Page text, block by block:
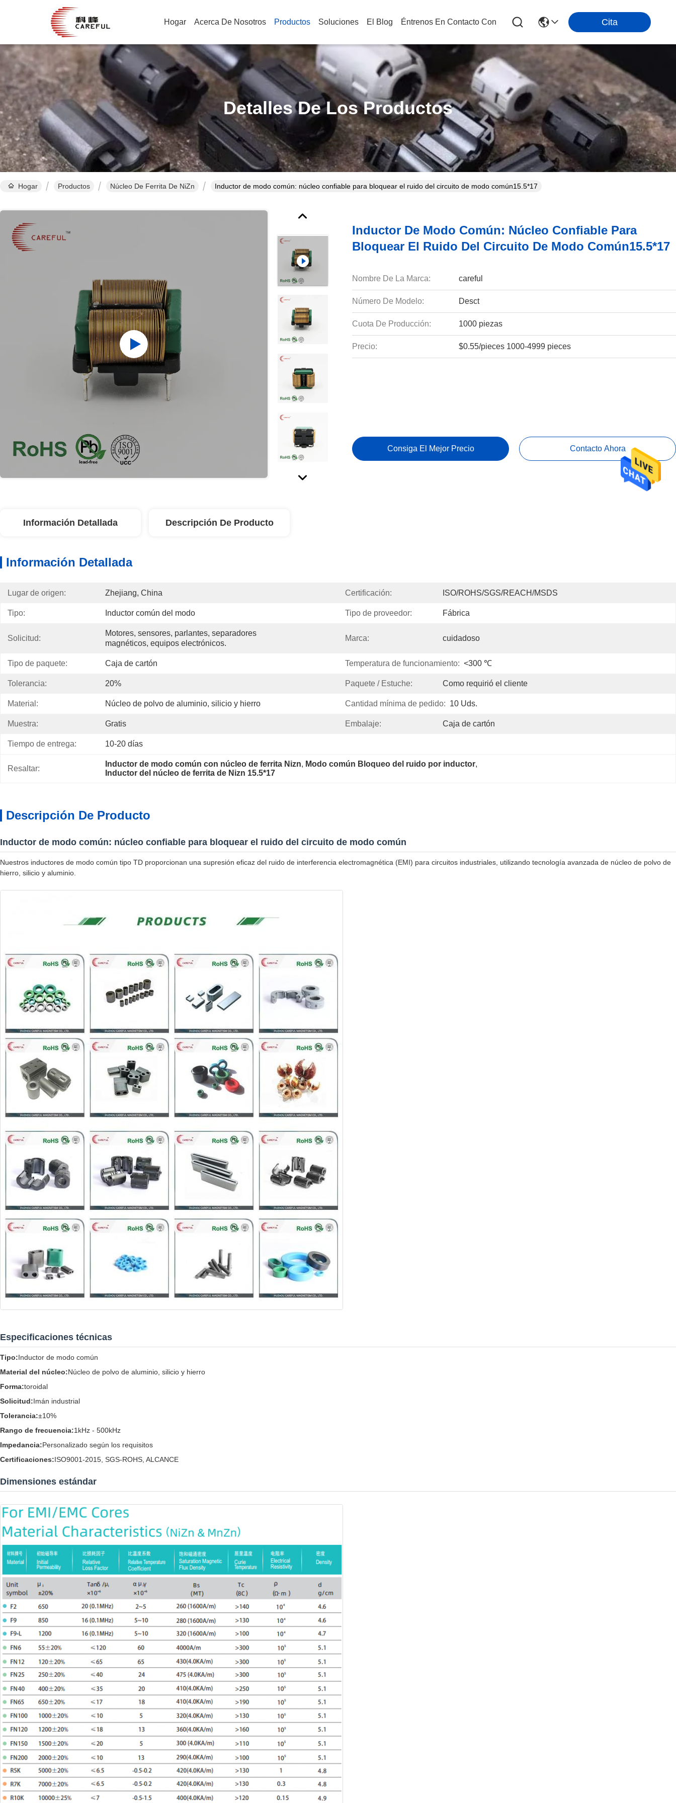
Hogar Acerca De Nosotros Productos Soluciones El Blog Éntrenos En Contacto Con Cita
Detalles De Los Productos
Hogar Productos Núcleo De Ferrita De NiZn Inductor de modo común: núcleo confiable para bloquear el ruido del circuito de modo común15.5*17
Inductor De Modo Común: Núcleo Confiable Para
Bloquear El Ruido Del Circuito De Modo Común15.5*17
Nombre De La Marca: careful
Número De Modelo: Desct
Cuota De Producción: 1000 piezas
Precio: $0.55/pieces 1000-4999 pieces
Consiga El Mejor Precio Contacto Ahora
Información Detallada Descripción De Producto
Información Detallada
Lugar de origen: Zhejiang, China Certificación: ISO/ROHS/SGS/REACH/MSDS
Tipo: Inductor común del modo Tipo de proveedor: Fábrica
Solicitud:
Motores, sensores, parlantes, separadores
magnéticos, equipos electrónicos.
Marca: cuidadoso
Tipo de paquete: Caja de cartón Temperatura de funcionamiento: <300 ℃
Tolerancia: 20% Paquete / Estuche: Como requirió el cliente
Material: Núcleo de polvo de aluminio, silicio y hierro Cantidad mínima de pedido: 10 Uds.
Muestra: Gratis Embalaje: Caja de cartón
Tiempo de entrega: 10-20 días
Resaltar:
Inductor de modo común con núcleo de ferrita Nizn, Modo común Bloqueo del ruido por inductor,
Inductor del núcleo de ferrita de Nizn 15.5*17
Descripción De Producto
Inductor de modo común: núcleo confiable para bloquear el ruido del circuito de modo común
Nuestros inductores de modo común tipo TD proporcionan una supresión eficaz del ruido de interferencia electromagnética (EMI) para circuitos industriales, utilizando tecnología avanzada de núcleo de polvo de
hierro, silicio y aluminio.
Especificaciones técnicas
Tipo:Inductor de modo común
Material del núcleo:Núcleo de polvo de aluminio, silicio y hierro
Forma:toroidal
Solicitud:Imán industrial
Tolerancia:±10%
Rango de frecuencia:1kHz - 500kHz
Impedancia:Personalizado según los requisitos
Certificaciones:ISO9001-2015, SGS-ROHS, ALCANCE
Dimensiones estándar